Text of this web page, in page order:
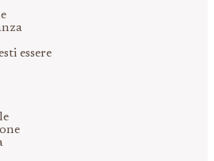
essere